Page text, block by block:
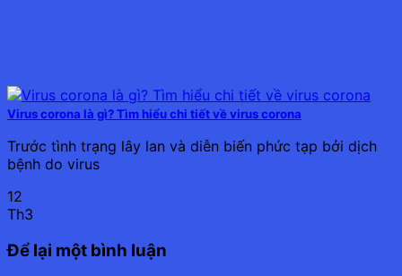
Virus corona là gì? Tìm hiểu chi tiết về virus corona
Trước tình trạng lây lan và diễn biến phức tạp bởi dịch
bệnh do virus
12
Th3
Để lại một bình luận